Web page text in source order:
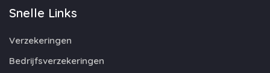
Snelle Links
Verzekeringen
Bedrijfsverzekeringen